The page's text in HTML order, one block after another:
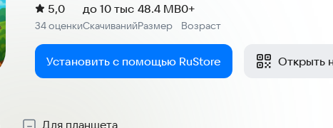
Рейтинг:
5,0
34 оценкиСкачиваний
до 10 тыс
Размер
48.4 MB
Возраст
0+
Установить с помощью RuStore Открыть
Для планшета